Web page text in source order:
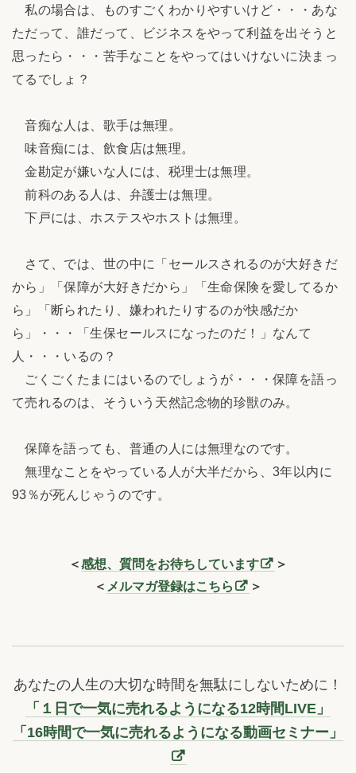
私の場合は、ものすごくわかりやすいけど・・・あな
ただって、誰だって、ビジネスをやって利益を出そうと
思ったら・・・苦手なことをやってはいけないに決まっ
てるでしょ？
音痴な人は、歌手は無理。
味音痴には、飲食店は無理。
金勘定が嫌いな人には、税理士は無理。
前科のある人は、弁護士は無理。
下戸には、ホステスやホストは無理。
さて、では、世の中に「セールスされるのが大好きだ
から」「保障が大好きだから」「生命保険を愛してるか
ら」「断られたり、嫌われたりするのが快感だか
ら」・・・「生保セールスになったのだ！」なんて
人・・・いるの？
ごくごくたまにはいるのでしょうが・・・保障を語っ
て売れるのは、そういう天然記念物的珍獣のみ。
保障を語っても、普通の人には無理なのです。
無理なことをやっている人が大半だから、3年以内に
93％が死んじゃうのです。
＜感想、質問をお待ちしています
＞
＜ メルマガ登録はこちら ＞
あなたの人生の大切な時間を無駄にしないために！
「１日で一気に売れるようになる12時間LIVE」
「16時間で一気に売れるようになる動画セミナー」